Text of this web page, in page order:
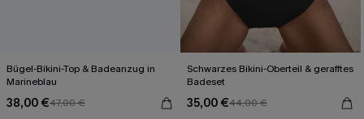
Bügel-Bikini-Top & Badeanzug in
Marineblau
38,00 €47,00 €
Schwarzes Bikini-Oberteil & gerafftes
Badeset
35,00 €44,00 €